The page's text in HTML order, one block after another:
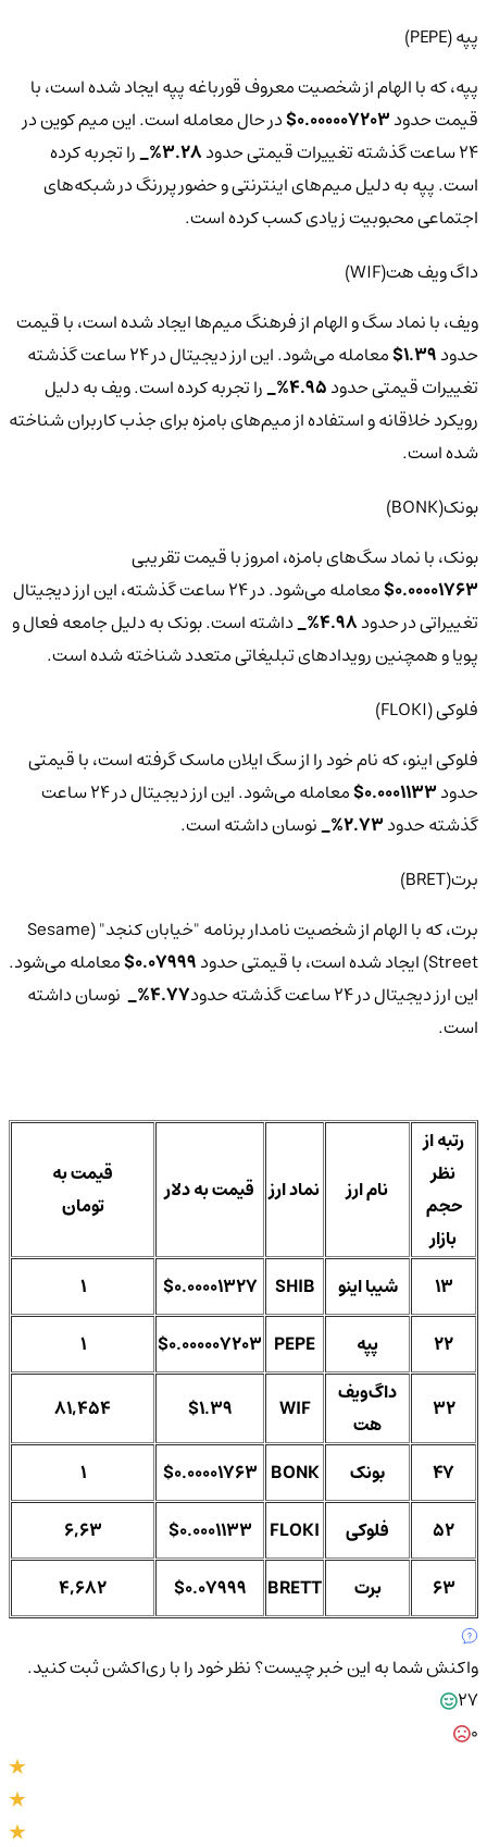
پپه (PEPE)
پپه، که با الهام از شخصیت معروف قورباغه پپه ایجاد شده است، با
قیمت حدود0.000007203$ در حال معامله است. این میم کوین در
24 ساعت گذشته تغییرات قیمتی حدود
3.28%_
را تجربه کرده
است. پپه به دلیل میم‌های اینترنتی و حضور پررنگ در شبکه‌های
اجتماعی محبوبیت زیادی کسب کرده است.
داگ ویف هت(WIF)
ویف، با نماد سگ و الهام از فرهنگ میم‌ها ایجاد شده است، با قیمت
حدود1.39$
معامله می‌شود. این ارز دیجیتال در 24 ساعت گذشته
تغییرات قیمتی حدود4.95%_
را تجربه کرده است. ویف به دلیل
رویکرد خلاقانه و استفاده از میم‌های بامزه برای جذب کاربران شناخته
شده است.
بونک(BONK)
بونک، با نماد سگ‌های بامزه، امروز با قیمت تقریبی
0.00001763$
معامله می‌شود. در 24 ساعت گذشته، این ارز دیجیتال
تغییراتی در حدود4.98%_
داشته است. بونک به دلیل جامعه فعال و
پویا و همچنین رویدادهای تبلیغاتی متعدد شناخته شده است.
فلوکی (FLOKI)
فلوکی اینو، که نام خود را از سگ ایلان ماسک گرفته است، با قیمتی
حدود0.0001133$
معامله می‌شود. این ارز دیجیتال در 24 ساعت
گذشته حدود2.73%_
نوسان داشته است.
برت(BRET)
برت، که با الهام از شخصیت نامدار برنامه "خیابان کنجد" (Sesame
Street) ایجاد شده است، با قیمتی حدود
0.07999$ معامله می‌شود.
این ارز دیجیتال در 24 ساعت گذشته حدود
4.77%_
نوسان داشته
است.
قیمت به
تومان
قیمت به دلار نماد ارز نام ارز
رتبه از
نظر
حجم
بازار
$0.00001327 SHIB شیبا اینو
13
$0.000007203 PEPE پپه 22
81,454 $1.39 WIF
داگ‌ویف
هت
32
$0.00001763 BONK بونک
47
6,63
$0.0001133 FLOKI فلوکی
52
4,682
$0.07999 BRETT برت 63
واکنش شما به این خبر چیست؟نظر خود را با ری‌اکشن ثبت کنید.
27